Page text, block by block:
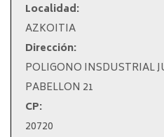
Localidad:
AZKOITIA
Dirección:
POLIGONO INSDUSTRIAL
PABELLON 21
CP:
20720